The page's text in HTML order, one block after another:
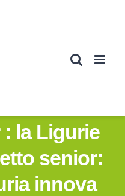
la Ligurie
senior:
innova